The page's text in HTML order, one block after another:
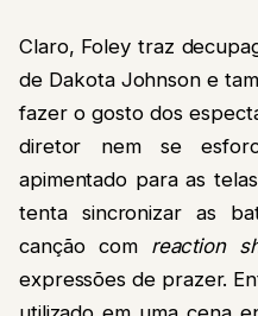
Claro, Foley traz
de Dakota Johnson e
fazer o gosto dos
diretor nem se
apimentado para as
tenta sincronizar as
canção com reaction
expressões de prazer.